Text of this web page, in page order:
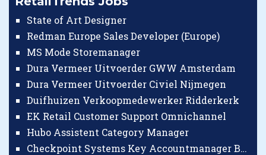
State of Art Designer
Redman Europe Sales Developer (Europe)
MS Mode Storemanager
Dura Vermeer Uitvoerder GWW Amsterdam
Dura Vermeer Uitvoerder Civiel Nijmegen
Duifhuizen Verkoopmedewerker Ridderkerk
EK Retail Customer Support Omnichannel
Hubo Assistent Category Manager
Checkpoint Systems Key Accountmanager Benelux